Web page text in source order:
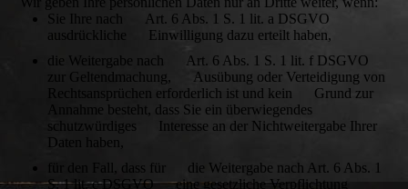
Sie Ihre nach Art. 6 Abs. 1 S. 1 lit. a DSGVO
ausdrückliche Einwilligung dazu erteilt haben,
die Weitergabe nach Art. 6 Abs. 1 S. 1 lit. f DSGVO
zur Geltendmachung, Ausübung oder Verteidigung von
Rechtsansprüchen erforderlich ist und kein Grund zur
Annahme besteht, dass Sie ein überwiegendes
schutzwürdiges Interesse an der Nichtweitergabe Ihrer
Daten haben,
für den Fall, dass für die Weitergabe nach Art. 6 Abs. 1
S. 1 lit. c DSGVO eine gesetzliche Verpflichtung